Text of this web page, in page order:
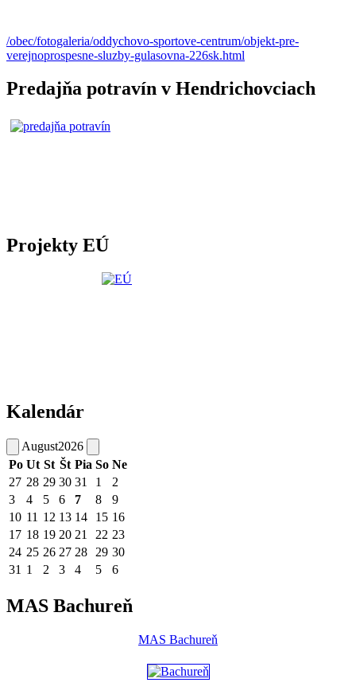
/obec/fotogaleria/oddychovo-sportove-centrum/objekt-pre-
verejnoprospesne-sluzby-gulasovna-226sk.html
Predajňa potravín v Hendrichovciach
Projekty EÚ
Kalendár
August2026
Po Ut St Št Pia So Ne
27 28 29 30 31 1
2
3
4 5 6 7 8
9
10 11 12 13 14 15 16
17 18 19 20 21 22 23
24 25 26 27 28 29 30
31 1 2 3 4 5 6
MAS Bachureň
MAS Bachureň